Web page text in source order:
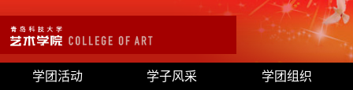
学团活动 学子风采 学团组织